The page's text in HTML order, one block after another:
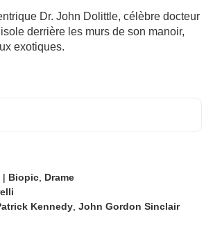
Dr. John Dolittle, célèbre docteur
derrière les murs de son manoir,
exotiques.
| Biopic, Drame
Kennedy, John Gordon Sinclair